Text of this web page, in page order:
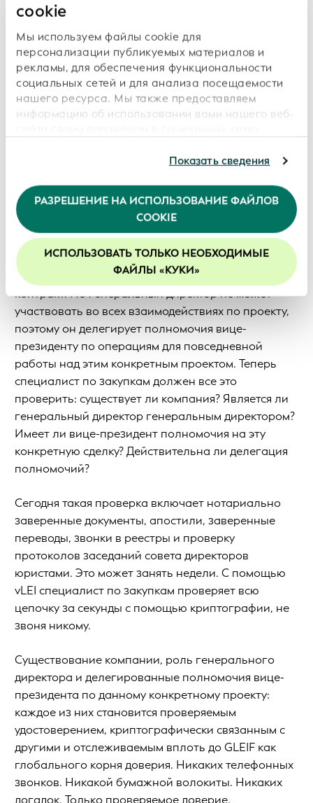
cookie
Мы используем файлы cookie для
персонализации публикуемых материалов и
рекламы, для обеспечения функциональности
социальных сетей и для анализа посещаемости
нашего ресурса. Мы также предоставляем
информацию об использовании вами нашего веб-
аналитическим организациям, которые могут
предоставленной вами или полученной ими в
результате использования вами их услуг.
Продолжая использование нашего веб-сайта, вы
соглашаетесь с нашей политикой в отношении
файлов cookie. Более подробная информация
приведена в документе с описанием нашей
Политики конфиденциальности.
Мы рекомендуем включить файлы cookie, чтобы
Показать сведения
РАЗРЕШЕНИЕ НА ИСПОЛЬЗОВАНИЕ ФАЙЛОВ
COOKIE
ИСПОЛЬЗОВАТЬ ТОЛЬКО НЕОБХОДИМЫЕ
ФАЙЛЫ «КУКИ»
Практический пример
Рассмотрим следующий сценарий. Компания
хочет подписать контракт с государством на
проект общественной инфраструктуры.
Сотрудник, ответственный за закупки, должен
ответить на простой вопрос: уполномочен ли
человек, подписывающий этот контракт, делать
Проследим цепочку: компания зарегистрирована
в торговом реестре. Совет директоров компании
принимает решение, уполномочивающее
определенных должностных лиц действовать от
ее имени. Генеральный директор подписывает
контракт. Но генеральный директор не может
участвовать во всех взаимодействиях по проекту,
поэтому он делегирует полномочия вице-
президенту по операциям для повседневной
работы над этим конкретным проектом. Теперь
специалист по закупкам должен все это
проверить: существует ли компания? Является ли
генеральный директор генеральным директором?
Имеет ли вице-президент полномочия на эту
конкретную сделку? Действительна ли делегация
полномочий?
Сегодня такая проверка включает нотариально
заверенные документы, апостили, заверенные
переводы, звонки в реестры и проверку
протоколов заседаний совета директоров
юристами. Это может занять недели. С помощью
vLEI специалист по закупкам проверяет всю
цепочку за секунды с помощью криптографии, не
звоня никому.
Существование компании, роль генерального
директора и делегированные полномочия вице-
президента по данному конкретному проекту:
каждое из них становится проверяемым
удостоверением, криптографически связанным с
другими и отслеживаемым вплоть до GLEIF как
глобального корня доверия. Никаких телефонных
звонков. Никакой бумажной волокиты. Никаких
догадок. Только проверяемое доверие.